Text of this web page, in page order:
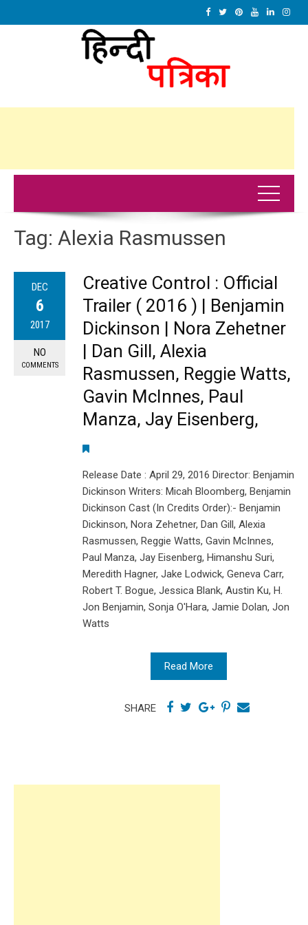
Tag: Alexia Rasmussen
DEC
6
2017
NO
COMMENTS
Creative Control : Official
Trailer ( 2016 ) | Benjamin
Dickinson | Nora Zehetner
| Dan Gill, Alexia
Rasmussen, Reggie Watts,
Gavin McInnes, Paul
Manza, Jay Eisenberg,
Release Date : April 29, 2016 Director: Benjamin
Dickinson Writers: Micah Bloomberg, Benjamin
Dickinson Cast (In Credits Order):- Benjamin
Dickinson, Nora Zehetner, Dan Gill, Alexia
Rasmussen, Reggie Watts, Gavin McInnes,
Paul Manza, Jay Eisenberg, Himanshu Suri,
Meredith Hagner, Jake Lodwick, Geneva Carr,
Robert T. Bogue, Jessica Blank, Austin Ku, H.
Jon Benjamin, Sonja O'Hara, Jamie Dolan, Jon
Watts
Read More
SHARE